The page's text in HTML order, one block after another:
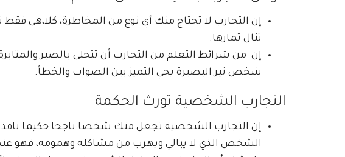
إن التجارب لا تحتاج منك أي نوع من المخاطرة، كلا،هى
تنال ثمارها.
إن من شرائط التعلم من التجارب أن تتحلى بالصبر
شخص نير البصيرة يجي التميز بين الصواب والخطأ.
التجارب الشخصية تورث الحكمة
إن التجارب الشخصية تجعل منك شخصا ناجحا حكيما نافذ
الشخص الذي لا يبالي ويهرب من مشاكله وهمومه، فهو